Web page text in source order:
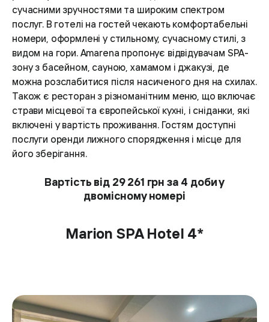
сучасними зручностями та широким спектром
послуг. В готелі на гостей чекають комфортабельні
номери, оформлені у стильному, сучасному стилі, з
видом на гори. Amarena пропонує відвідувачам SPA-
зону з басейном, сауною, хамамом і джакузі, де
можна розслабитися після насиченого дня на схилах.
Також є ресторан з різноманітним меню, що включає
страви місцевої та європейської кухні, і сніданки, які
включені у вартість проживання. Гостям доступні
послуги оренди лижного спорядження і місце для
його зберігання​.
Вартість від 29 261 грн за 4 доби у
двомісному номері
Marion SPA Hotel 4*